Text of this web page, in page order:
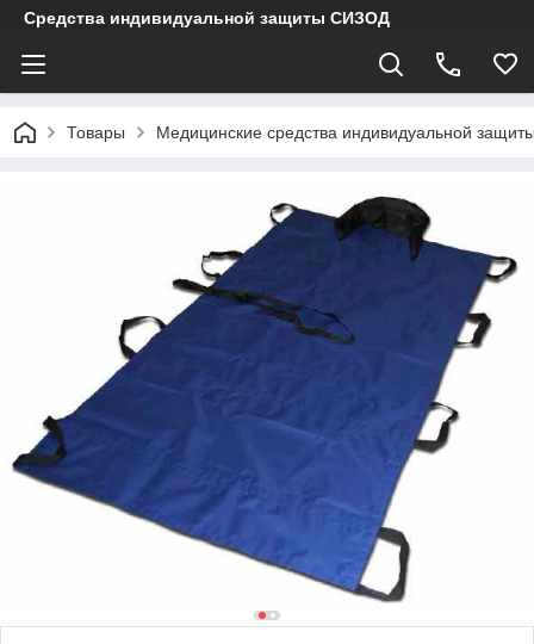
Средства индивидуальной защиты СИЗОД
Товары Медицинские средства индивидуальной